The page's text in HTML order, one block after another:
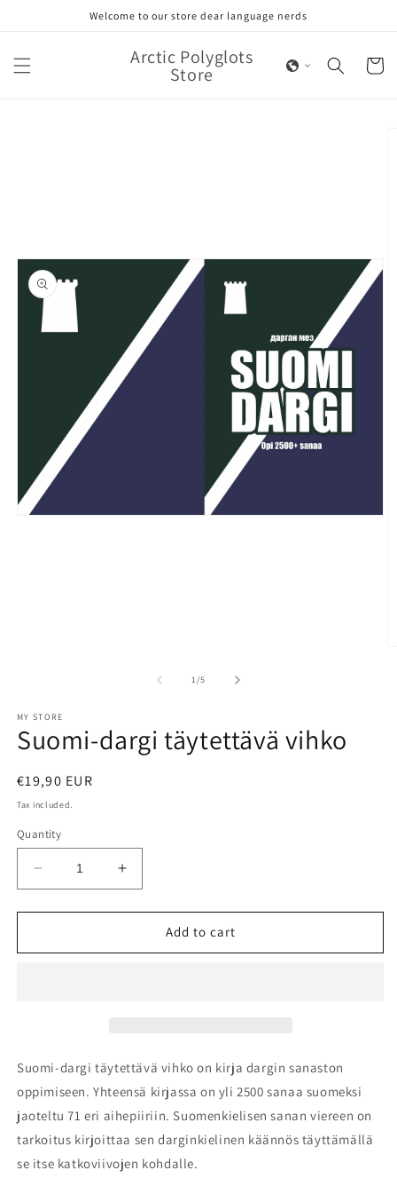
Welcome to our store dear language nerds
Arctic Polyglots
Store Cart
1/of
5
MY STORE
Suomi-dargi täytettävä vihko
Regular
price
€19,90 EUR
Tax included.
Quantity
Decrease
quantity
for
dargi
Increase
quantity
for
Suomi-
dargi
Add to cart
Suomi-dargi täytettävä vihko on kirja dargin sanaston
oppimiseen. Yhteensä kirjassa on yli 2500 sanaa suomeksi
jaoteltu 71 eri aihepiiriin. Suomenkielisen sanan viereen on
tarkoitus kirjoittaa sen darginkielinen käännös täyttämällä
se itse katkoviivojen kohdalle.